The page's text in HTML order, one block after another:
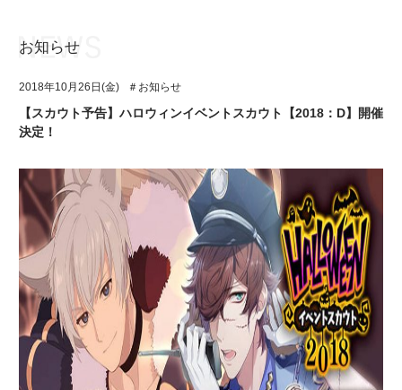
ユニット&キャラクター
アプリゲーム
イベント・キャンペーン
ミュージック
グッズ・本
ギャラリー
アイ★チュウとは
ユニット&キャラクター
アプリゲーム
イベント・キャンペーン
ミュージック
グッズ・本
ギャラリー
お知らせ
2018年10月26日(金) ＃お知らせ
【スカウト予告】ハロウィンイベントスカウト【2018：D】開催
決定！